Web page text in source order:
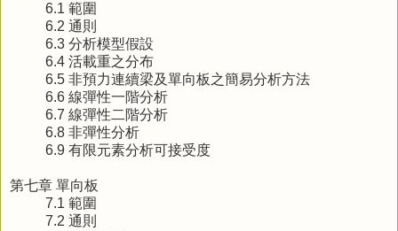
6.1 範圍
6.2 通則
6.3 分析模型假設
6.4 活載重之分布
6.5 非預力連續梁及單向板之簡易分析方法
6.6 線彈性一階分析
6.7 線彈性二階分析
6.8 非彈性分析
6.9 有限元素分析可接受度
第七章 單向板
7.1 範圍
7.2 通則